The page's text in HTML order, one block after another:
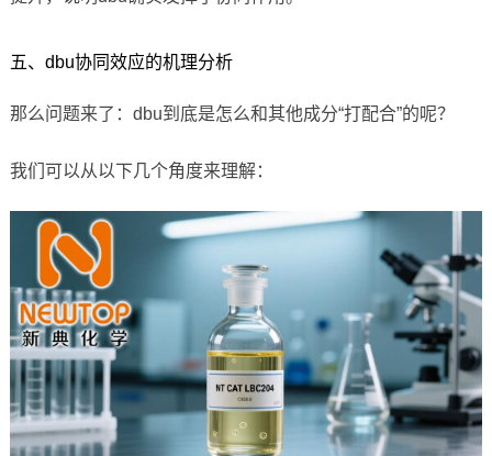
五、dbu协同效应的机理分析
那么问题来了：dbu到底是怎么和其他成分“打配合”的呢？
我们可以从以下几个角度来理解：